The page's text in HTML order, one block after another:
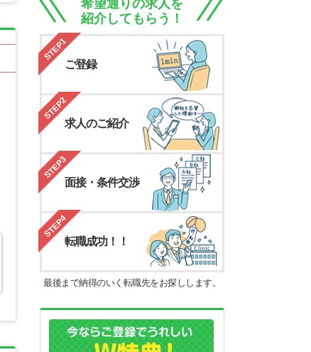
希望通りの求人を
紹介してもらう！
STEP1
ご登録
STEP2
求人のご紹介
STEP3
面接・条件交渉
STEP4
転職成功！！
最後まで納得のいく転職先をお探しします。